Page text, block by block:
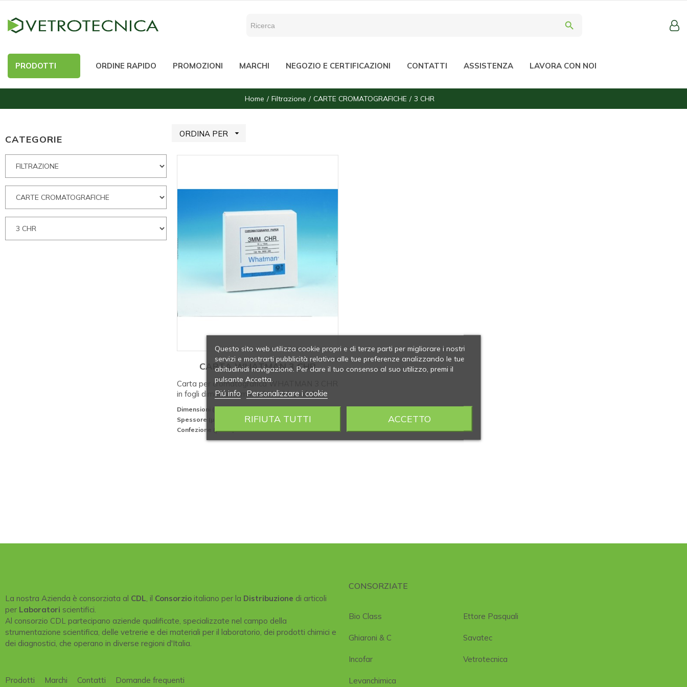
search
PRODOTTI ORDINE RAPIDO PROMOZIONI MARCHI NEGOZIO E CERTIFICAZIONI CONTATTI ASSISTENZA LAVORA CON NOI
Home Filtrazione CARTE CROMATOGRAFICHE 3 CHR
CATEGORIE ORDINA PER 
CARTA WHATMAN 3 CHR
Carta per cromatografica WHATMAN 3 CHR
in fogli dimensioni mm. 460X570 conf. 100
Dimensioni (mm)
Spessore (µm)
Confezione (pezzi): 100
La nostra Azienda è consorziata al CDL, il Consorzio italiano per la Distribuzione di articoli
per Laboratori scientifici.
Al consorzio CDL partecipano aziende qualificate, specializzate nel campo della
strumentazione scientifica, delle vetrerie e dei materiali per il laboratorio, dei prodotti chimici e
dei diagnostici, che operano in diverse regioni d'Italia.
Prodotti Marchi Contatti Domande frequenti
CONSORZIATE
Bio Class
Ghiaroni & C
Incofar
Levanchimica
Ettore Pasquali
Savatec
Vetrotecnica
Questo sito web utilizza cookie propri e di terze parti per migliorare i nostri
servizi e mostrarti pubblicità relativa alle tue preferenze analizzando le tue
abitudinidi navigazione. Per dare il tuo consenso al suo utilizzo, premi il
pulsante Accetta.
Piú info Personalizzare i cookie
RIFIUTA TUTTI ACCETTO